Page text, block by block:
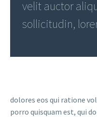
velit auctor
sollicitudin,
dolores eos qui ratione
porro quisquam est, qui